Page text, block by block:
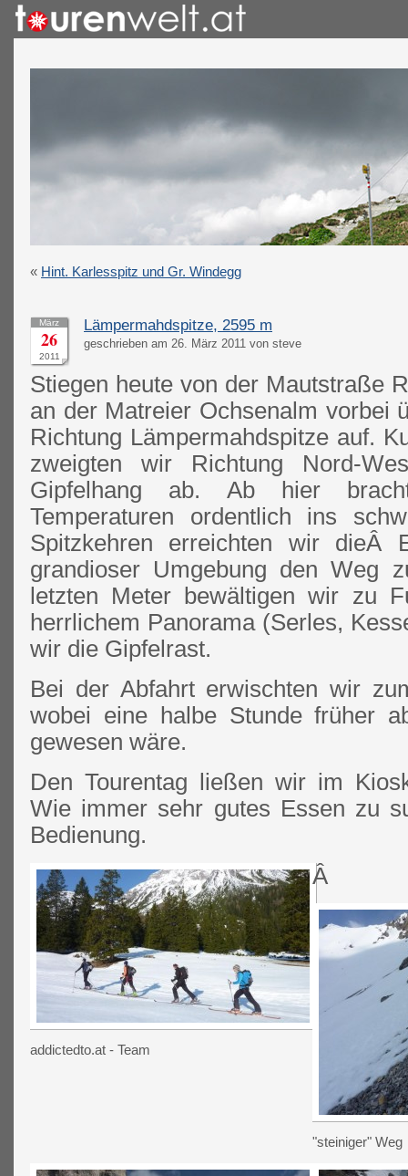
« Hint. Karlesspitz und Gr. Windegg
März
26
2011
Lämpermahdspitze, 2595 m
geschrieben am 26. März 2011 von steve
Stiegen heute von der Mautstraße
an der Matreier Ochsenalm vorbei
Richtung Lämpermahdspitze auf.
zweigten wir Richtung Nord-
Gipfelhang ab. Ab hier
Temperaturen ordentlich ins
Spitzkehren erreichten wir dieÂ
grandioser Umgebung den Weg
letzten Meter bewältigen wir zu
herrlichem Panorama (Serles,
wir die Gipfelrast.
Bei der Abfahrt erwischten wir
wobei eine halbe Stunde früher
gewesen wäre.
Den Tourentag ließen wir im
Wie immer sehr gutes Essen zu
Bedienung.
addictedto.at - Team
Â
"steiniger" Weg